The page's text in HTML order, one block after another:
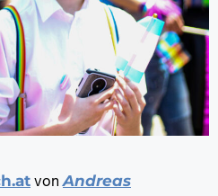
vonAndreas